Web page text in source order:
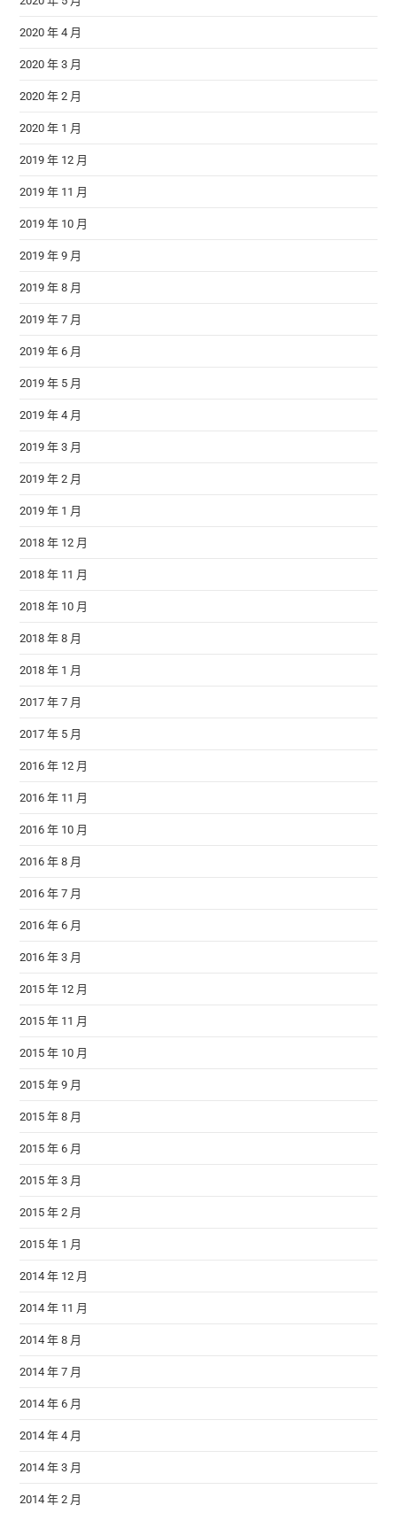
2020 年 4 月
2020 年 3 月
2020 年 2 月
2020 年 1 月
2019 年 12 月
2019 年 11 月
2019 年 10 月
2019 年 9 月
2019 年 8 月
2019 年 7 月
2019 年 6 月
2019 年 5 月
2019 年 4 月
2019 年 3 月
2019 年 2 月
2019 年 1 月
2018 年 12 月
2018 年 11 月
2018 年 10 月
2018 年 8 月
2018 年 1 月
2017 年 7 月
2017 年 5 月
2016 年 12 月
2016 年 11 月
2016 年 10 月
2016 年 8 月
2016 年 7 月
2016 年 6 月
2016 年 3 月
2015 年 12 月
2015 年 11 月
2015 年 10 月
2015 年 9 月
2015 年 8 月
2015 年 6 月
2015 年 3 月
2015 年 2 月
2015 年 1 月
2014 年 12 月
2014 年 11 月
2014 年 8 月
2014 年 7 月
2014 年 6 月
2014 年 4 月
2014 年 3 月
2014 年 2 月